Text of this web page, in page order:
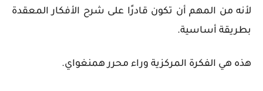
لأنه من المهم أن تكون قادرًا على شرح الأفكار المعقدة
بطريقة أساسية.
هذه هي الفكرة المركزية وراء محرر همنغواي.